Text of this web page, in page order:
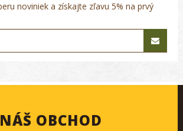
noviniek a získajte zľavu 5% na prvý
NÁŠ OBCHOD